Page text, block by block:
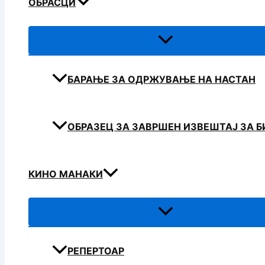
ОБРАСЦИ
БАРАЊЕ ЗА ОДРЖУВАЊЕ НА НАСТАН
ОБРАЗЕЦ ЗА ЗАВРШЕН ИЗВЕШТАЈ ЗА
КИНО МАНАКИ
РЕПЕРТОАР